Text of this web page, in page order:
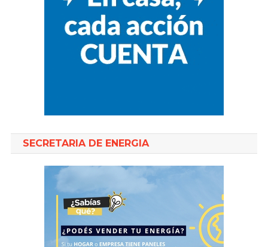
SECRETARIA DE ENERGIA